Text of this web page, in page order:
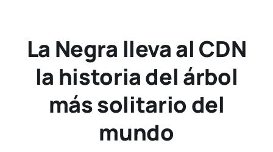
La Negra lleva al CDN
la historia del árbol
más solitario del
mundo